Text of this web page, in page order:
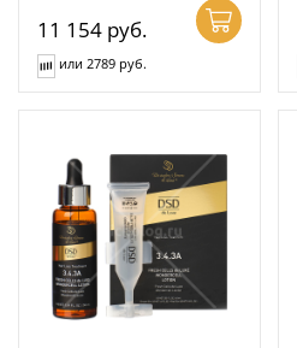
11 154 руб.
или 2789 руб.